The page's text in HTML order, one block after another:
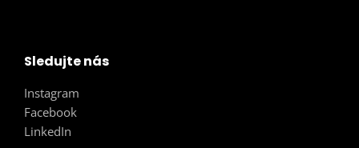
Sledujte nás
Instagram
Facebook
LinkedIn